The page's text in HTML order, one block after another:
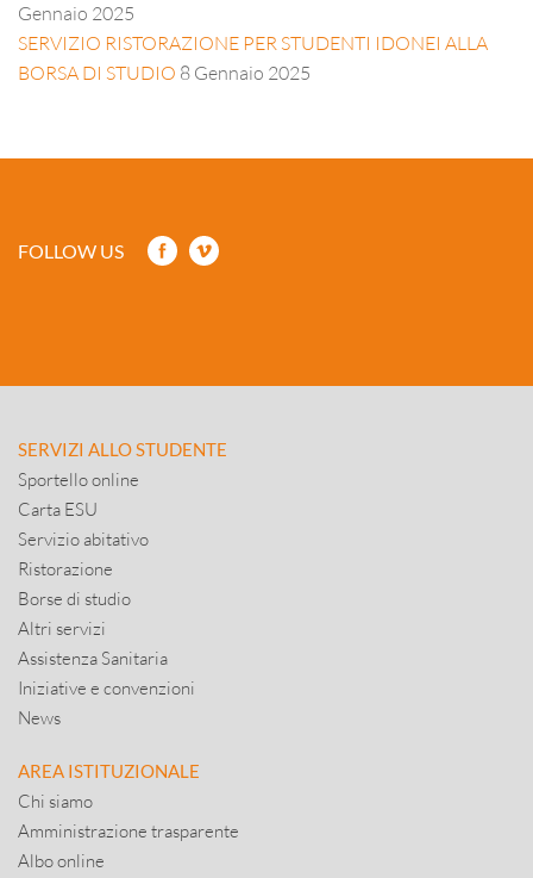
Gennaio 2025
SERVIZIO RISTORAZIONE PER STUDENTI IDONEI ALLA
BORSA DI STUDIO 8 Gennaio 2025
FOLLOW US
SERVIZI ALLO STUDENTE
Sportello online
Carta ESU
Servizio abitativo
Ristorazione
Borse di studio
Altri servizi
Assistenza Sanitaria
Iniziative e convenzioni
News
AREA ISTITUZIONALE
Chi siamo
Amministrazione trasparente
Albo online